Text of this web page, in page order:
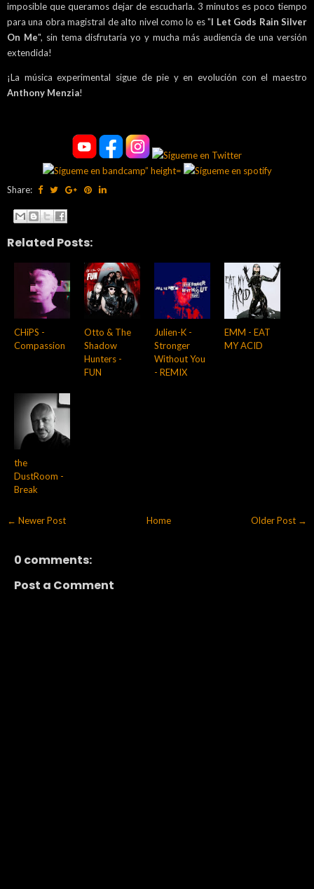
imposible que queramos dejar de escucharla. 3 minutos es poco tiempo
para una obra magistral de alto nivel como lo es "I Let Gods Rain Silver
On Me", sin tema disfrutaría yo y mucha más audiencia de una versión
extendida!
¡La música experimental sigue de pie y en evolución con el maestro
Anthony Menzia!
Share:
Related Posts:
CHiPS -
Compassion
Otto & The
Shadow
Hunters -
FUN
Julien-K -
Stronger
Without You
- REMIX
EMM - EAT
MY ACID
the
DustRoom -
Break
← Newer Post Older Post →
Home
0 comments:
Post a Comment